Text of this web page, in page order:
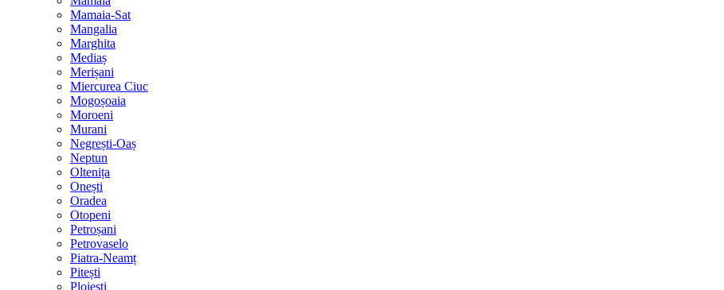
Mamaia-Sat
Mangalia
Marghita
Mediaș
Merișani
Miercurea Ciuc
Mogoșoaia
Moroeni
Murani
Negrești-Oaș
Neptun
Oltenița
Onești
Oradea
Otopeni
Petroșani
Petrovaselo
Piatra-Neamț
Pitești
Ploiești